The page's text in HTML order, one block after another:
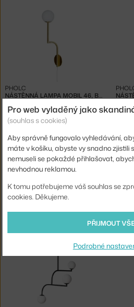
NÁSTĚNNÁ LAMPA MOBIL 46, BRUSHED BRASS
PHOLC
LUSTR MOBIL 70, MATTE NICKEL
3 - 5
Pro web vyladěný jako
(souhlas s cookies)
Aby správně fungovalo vyhledávání,
máte v košíku, abyste vy snadno zjistili
nemuseli se pokaždé přihlašovat,
nevhodnou reklamou.
K tomu potřebujeme váš souhlas se
cookies. Děkujeme.
PŘIJMOUT
Podrobné